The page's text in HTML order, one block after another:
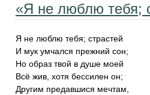
«Я не люблю тебя;
Я не люблю тебя; страстей
И мук умчался прежний сон;
Но образ твой в душе моей
Всё жив, хотя бессилен он;
Другим предавшися мечтам,